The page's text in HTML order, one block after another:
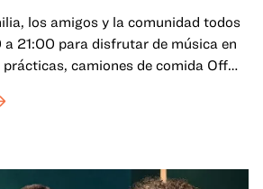
los amigos y la comunidad todos
a 21:00 para disfrutar de música en
camiones de comida Off
con una